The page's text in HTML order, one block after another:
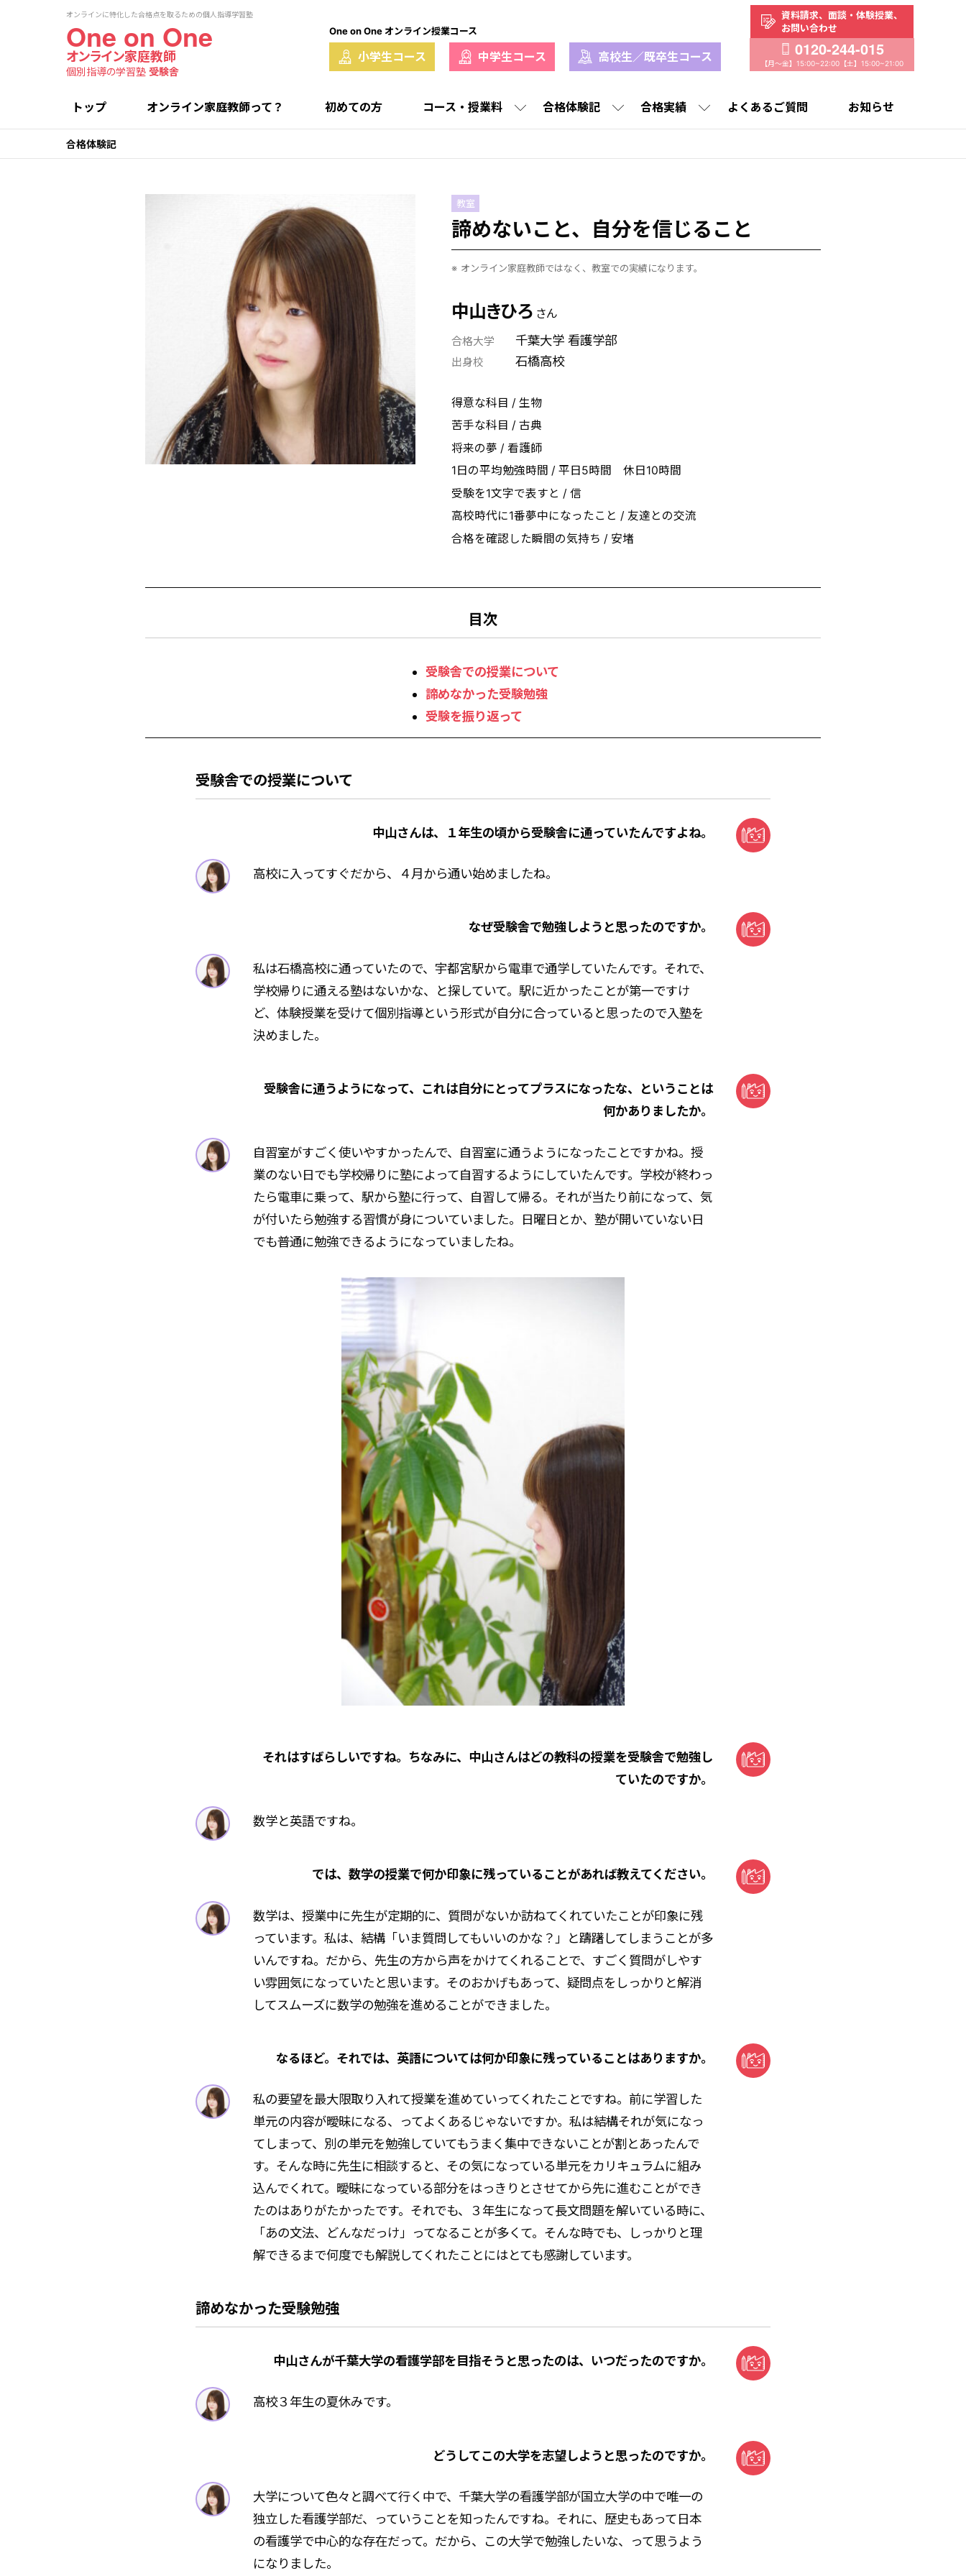
オンラインに特化した合格点を取るための個人指導学習塾
One on One
オンライン家庭教師
個別指導の学習塾 受験舎
トップ オンライン家庭教師って？ 初めての方 コース・授業料
小学生コース
選ばれる理由
中学生コース
授業料
高校生／既卒生コース
合格実績
合格体験記
高校合格体験記 大学合格インタビュー
合格実績
高校合格実績 大学合格実績
よくあるご質問 お知らせ
資料請求、 面談・体験授業、
お問い合わせ
0120-244-015
【月～金】15:00~22:00 【土】15:00~21:00
One on One オンライン授業コース
小学生コース 中学生コース 高校生／既卒生コース
合格体験記
教室
諦めないこと、自分を信じること
オンライン家庭教師ではなく、教室での実績になります。
中山きひろ さん
合格大学 千葉大学 看護学部
出身校 石橋高校
得意な科目 / 生物
苦手な科目 / 古典
将来の夢 / 看護師
1日の平均勉強時間 / 平日5時間 休日10時間
受験を1文字で表すと / 信
高校時代に1番夢中になったこと / 友達との交流
合格を確認した瞬間の気持ち / 安堵
目次
受験舎での授業について
諦めなかった受験勉強
受験を振り返って
受験舎での授業について
中山さんは、１年生の頃から受験舎に通っていたんですよね。
高校に入ってすぐだから、４月から通い始めましたね。
なぜ受験舎で勉強しようと思ったのですか。
私は石橋高校に通っていたので、宇都宮駅から電車で通学していたんです。それで、
学校帰りに通える塾はないかな、と探していて。駅に近かったことが第一ですけ
ど、体験授業を受けて個別指導という形式が自分に合っていると思ったので入塾を
決めました。
受験舎に通うようになって、これは自分にとってプラスになったな、ということは
何かありましたか。
自習室がすごく使いやすかったんで、自習室に通うようになったことですかね。授
業のない日でも学校帰りに塾によって自習するようにしていたんです。学校が終わっ
たら電車に乗って、駅から塾に行って、自習して帰る。それが当たり前になって、気
が付いたら勉強する習慣が身についていました。日曜日とか、塾が開いていない日
でも普通に勉強できるようになっていましたね。
それはすばらしいですね。ちなみに、中山さんはどの教科の授業を受験舎で勉強し
ていたのですか。
数学と英語ですね。
では、数学の授業で何か印象に残っていることがあれば教えてください。
数学は、授業中に先生が定期的に、質問がないか訪ねてくれていたことが印象に残
っています。私は、結構「いま質問してもいいのかな？」と躊躇してしまうことが多
いんですね。だから、先生の方から声をかけてくれることで、すごく質問がしやす
い雰囲気になっていたと思います。そのおかげもあって、疑問点をしっかりと解消
してスムーズに数学の勉強を進めることができました。
なるほど。それでは、英語については何か印象に残っていることはありますか。
私の要望を最大限取り入れて授業を進めていってくれたことですね。前に学習した
単元の内容が曖昧になる、ってよくあるじゃないですか。私は結構それが気になっ
てしまって、別の単元を勉強していてもうまく集中できないことが割とあったんで
す。そんな時に先生に相談すると、その気になっている単元をカリキュラムに組み
込んでくれて。曖昧になっている部分をはっきりとさせてから先に進むことができ
たのはありがたかったです。それでも、３年生になって長文問題を解いている時に、
「あの文法、どんなだっけ」ってなることが多くて。そんな時でも、しっかりと理
解できるまで何度でも解説してくれたことにはとても感謝しています。
諦めなかった受験勉強
中山さんが千葉大学の看護学部を目指そうと思ったのは、いつだったのですか。
高校３年生の夏休みです。
どうしてこの大学を志望しようと思ったのですか。
大学について色々と調べて行く中で、千葉大学の看護学部が国立大学の中で唯一の
独立した看護学部だ、っていうことを知ったんですね。それに、歴史もあって日本
の看護学で中心的な存在だって。だから、この大学で勉強したいな、って思うよう
になりました。